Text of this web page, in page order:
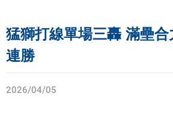
猛獅打線單場三轟 滿壘
連勝
2026/04/05